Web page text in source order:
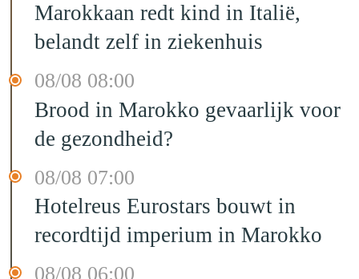
Marokkaan redt kind in Italië,
belandt zelf in ziekenhuis
08/08 08:00
Brood in Marokko gevaarlijk voor
de gezondheid?
08/08 07:00
Hotelreus Eurostars bouwt in
recordtijd imperium in Marokko
08/08 06:00